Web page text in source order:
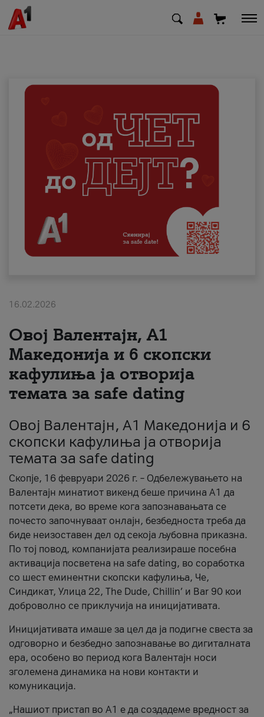
Деловни
Поддршка
Надополни кредит
Плати сметка
#ПодобарОнлајн
16.02.2026
Овој Валентајн, A1
Македонија и 6 скопски
кафулиња ја отворија
темата за safe dating
Овој Валентајн, A1 Македонија и 6
скопски кафулиња ја отворија
темата за safe dating
Скопје, 16 февруари 2026 г. – Одбележувањето на
Валентајн минатиот викенд беше причина А1 да
потсети дека, во време кога запознавањата се
почесто започнуваат онлајн, безбедноста треба да
биде неизоставен дел од секоја љубовна приказна.
По тој повод, компанијата реализираше посебна
активација посветена на safe dating, во соработка
со шест еминентни скопски кафулиња, Че,
Синдикат, Улица 22, The Dude, Chillin’ и Bar 90 кои
доброволно се приклучија на иницијативата.
Иницијативата имаше за цел да ја подигне свеста за
одговорно и безбедно запознавање во дигиталната
ера, особено во период кога Валентајн носи
зголемена динамика на нови контакти и
комуникација.
„Нашиот пристап во А1 е да создадеме вредност за